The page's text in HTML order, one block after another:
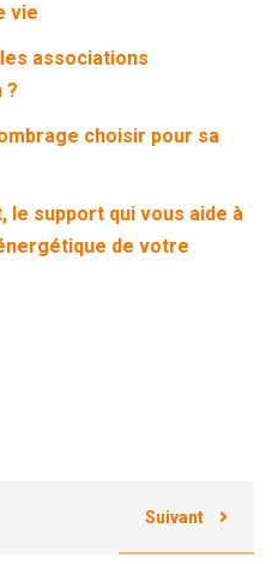
vie
associations
?
choisir pour sa
le support qui vous aide à
de votre
Suivant